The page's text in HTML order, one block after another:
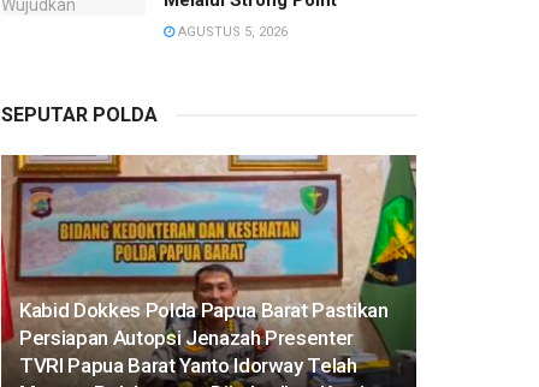
AGUSTUS 5, 2026
SEPUTAR POLDA
Kabid Dokkes Polda Papua Barat Pastikan
Persiapan Autopsi Jenazah Presenter
TVRI Papua Barat Yanto Idorway Telah